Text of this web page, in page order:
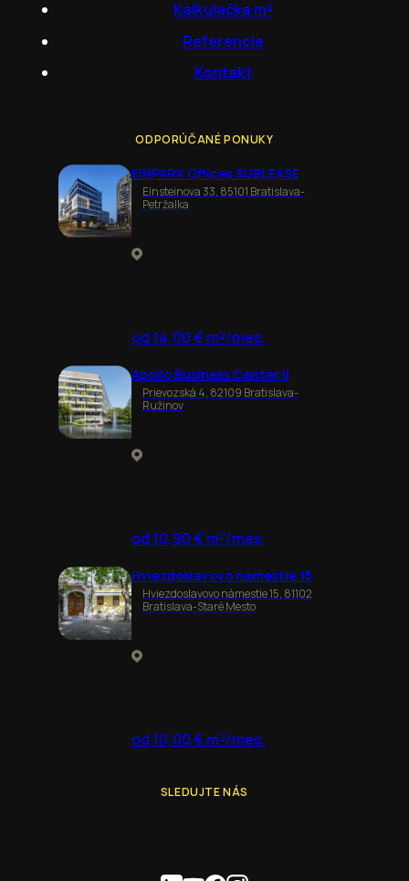
Kalkulačka m²
Referencie
Kontakt
ODPORÚČANÉ PONUKY
EINPARK Offices SUBLEASE
Einsteinova 33, 85101 Bratislava-
Petržalka
od 14,00 € m²/mes.
Apollo Business Center II
Prievozská 4, 82109 Bratislava-
Ružinov
od 10,90 € m²/mes.
Hviezdoslavovo námestie 15
Hviezdoslavovo námestie 15, 81102
Bratislava-Staré Mesto
od 10,00 € m²/mes.
SLEDUJTE NÁS